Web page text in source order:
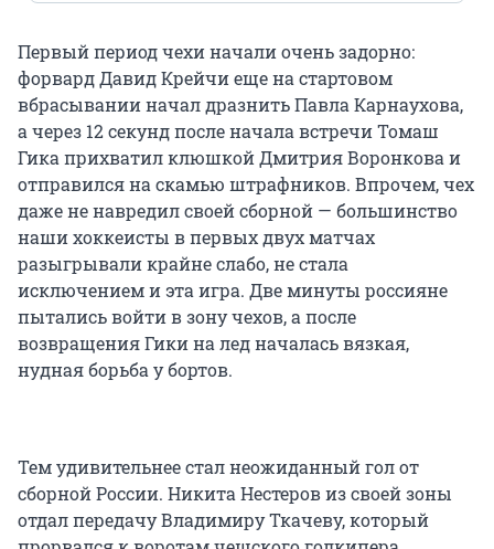
Первый период чехи начали очень задорно:
форвард Давид Крейчи еще на стартовом
вбрасывании начал дразнить Павла Карнаухова,
а через 12 секунд после начала встречи Томаш
Гика прихватил клюшкой Дмитрия Воронкова и
отправился на скамью штрафников. Впрочем, чех
даже не навредил своей сборной — большинство
наши хоккеисты в первых двух матчах
разыгрывали крайне слабо, не стала
исключением и эта игра. Две минуты россияне
пытались войти в зону чехов, а после
возвращения Гики на лед началась вязкая,
нудная борьба у бортов.
Тем удивительнее стал неожиданный гол от
сборной России. Никита Нестеров из своей зоны
отдал передачу Владимиру Ткачеву, который